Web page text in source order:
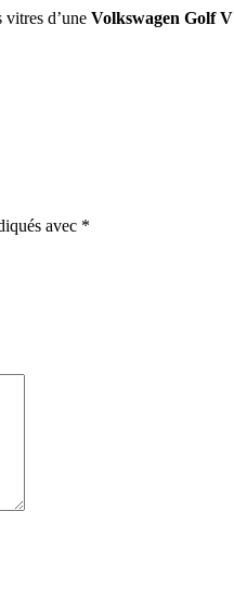
d’une Volkswagen Golf V
avec *